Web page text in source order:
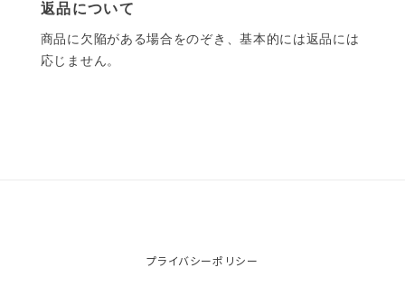
返品について
商品に欠陥がある場合をのぞき、基本的には返品には
応じません。
プライバシーポリシー